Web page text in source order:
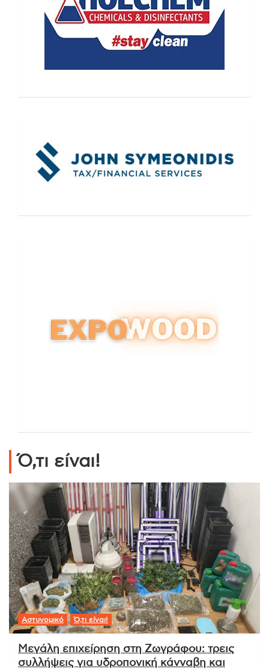
Ό,τι είναι!
Αστυνομικό Ό,τι είναι!
Μεγάλη επιχείρηση στη Ζωγράφου: τρεις
συλλήψεις για υδροπονική κάνναβη και